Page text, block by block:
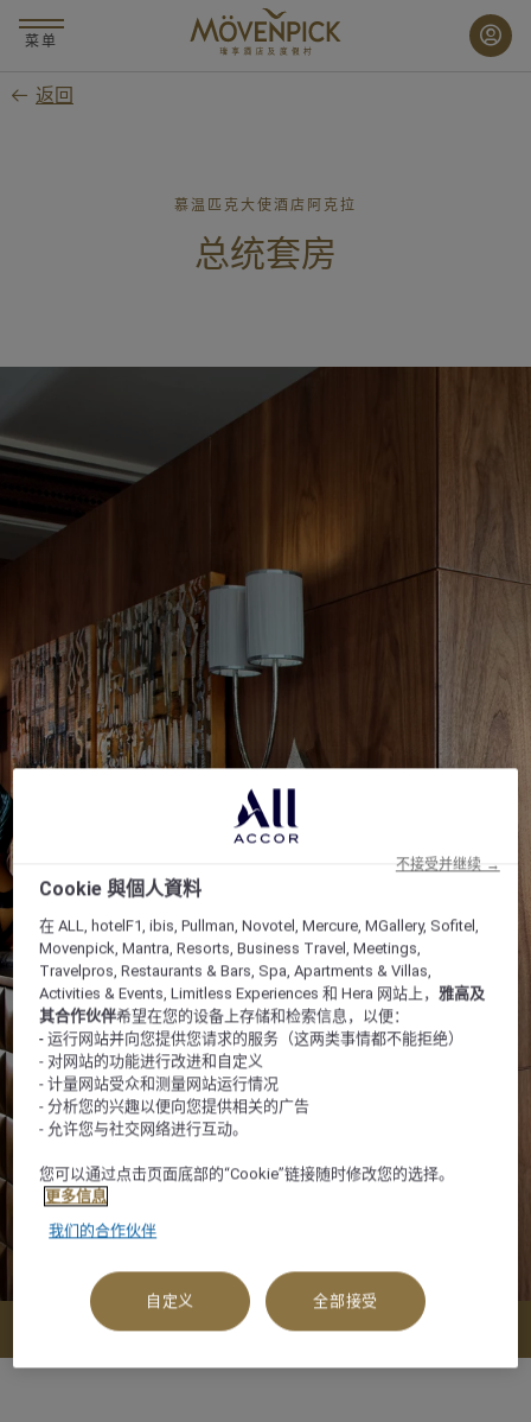
要
菜单
返回
慕温匹克大使酒店阿克拉
总统套房
查看可订选项
Cookie 與個人資料
在 ALL, hotelF1, ibis, Pullman, Novotel, Mercure, MGallery, Sofitel,
Movenpick, Mantra, Resorts, Business Travel, Meetings,
Travelpros, Restaurants & Bars, Spa, Apartments & Villas,
Activities & Events, Limitless Experiences 和 Hera 网站上，雅高及
其合作伙伴希望在您的设备上存储和检索信息，以便：
- 运行网站并向您提供您请求的服务（这两类事情都不能拒绝）
- 对网站的功能进行改进和自定义
- 计量网站受众和测量网站运行情况
- 分析您的兴趣以便向您提供相关的广告
- 允许您与社交网络进行互动。
您可以通过点击页面底部的“Cookie”链接随时修改您的选择。
更多信息
我们的合作伙伴
自定义 全部接受
不接受并继续 →